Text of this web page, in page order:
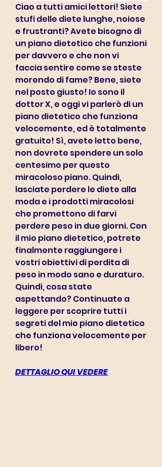
Ciao a tutti amici lettori! Siete
stufi delle diete lunghe, noiose
e frustranti? Avete bisogno di
un piano dietetico che funzioni
per davvero e che non vi
faccia sentire come se steste
morendo di fame? Bene, siete
nel posto giusto! Io sono il
dottor X, e oggi vi parlerò di un
piano dietetico che funziona
velocemente, ed è totalmente
gratuito! Sì, avete letto bene,
non dovrete spendere un solo
centesimo per questo
miracoloso piano. Quindi,
lasciate perdere le diete alla
moda e i prodotti miracolosi
che promettono di farvi
perdere peso in due giorni. Con
il mio piano dietetico, potrete
finalmente raggiungere i
vostri obiettivi di perdita di
peso in modo sano e duraturo.
Quindi, cosa state
aspettando? Continuate a
leggere per scoprire tutti i
segreti del mio piano dietetico
che funziona velocemente per
libero!
DETTAGLIO QUI VEDERE